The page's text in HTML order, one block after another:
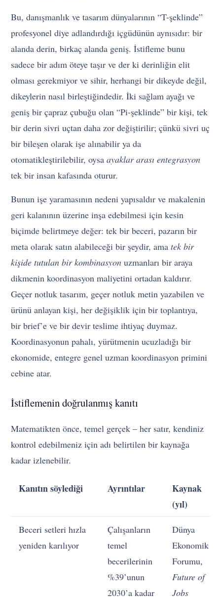
Bu, danışmanlık ve tasarım dünyalarının “T-şeklinde”
profesyonel diye adlandırdığı içgüdünün aynısıdır: bir
alanda derin, birkaç alanda geniş. İstifleme bunu
sadece bir adım öteye taşır ve der ki derinliğin elit
olması gerekmiyor ve sihir, herhangi bir dikeyde değil,
dikeylerin nasıl birleştiğindedir. İki sağlam ayağı ve
geniş bir çapraz çubuğu olan “Pi-şeklinde” bir kişi, tek
bir derin sivri uçtan daha zor değiştirilir; çünkü sivri uç
bir bileşen olarak işe alınabilir ya da
otomatikleştirilebilir, oysaayaklar arası entegrasyon
tek bir insan kafasında oturur.
Bunun işe yaramasının nedeni yapısaldır ve makalenin
geri kalanının üzerine inşa edebilmesi için kesin
biçimde belirtmeye değer: tek bir beceri, pazarın bir
meta olarak satın alabileceği bir şeydir, amatek bir
kişide tutulan bir kombinasyon uzmanları bir araya
dikmenin koordinasyon maliyetini ortadan kaldırır.
Geçer notluk tasarım, geçer notluk metin yazabilen ve
ürünü anlayan kişi, her değişiklik için bir toplantıya,
bir brief’e ve bir devir teslime ihtiyaç duymaz.
Koordinasyonun pahalı, yürütmenin ucuzladığı bir
ekonomide, entegre genel uzman koordinasyon primini
cebine atar.
İstiflemenin doğrulanmış kanıtı
Matematikten önce, temel gerçek – her satır, kendiniz
kontrol edebilmeniz için adı belirtilen bir kaynağa
kadar izlenebilir.
Kanıtın söylediği Ayrıntılar
Kaynak
(yıl)
Beceri setleri hızla
yeniden karılıyor
Çalışanların
temel
becerilerinin
%39’unun
2030’a kadar
Dünya
Ekonomik
Forumu,
Future of
Jobs